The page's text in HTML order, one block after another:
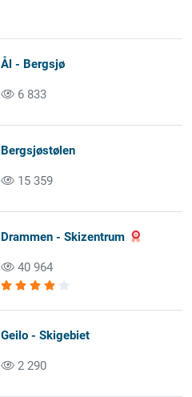
Ål - Bergsjø
6 833
Bergsjøstølen
15 359
Drammen - Skizentrum
40 964
Geilo - Skigebiet
2 290